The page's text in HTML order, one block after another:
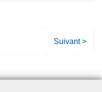
P
e
Suivant >